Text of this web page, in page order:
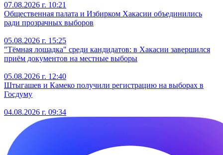
07.08.2026 г. 10:21
Общественная палата и Избирком Хакасии объединились
ради прозрачных выборов
05.08.2026 г. 15:25
"Тёмная лошадка" среди кандидатов: в Хакасии завершился
приём документов на местные выборы
05.08.2026 г. 12:40
Штыгашев и Камеко получили регистрацию на выборах в
Госдуму
04.08.2026 г. 09:34